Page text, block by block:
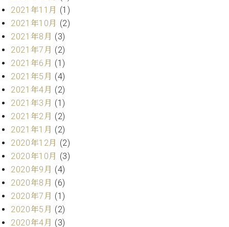
ア
ー
テ
ィ
ス
ト
ス
タ
マ
ー
サ
ー
ビ
ス
(
調
律
)
2021年11月 (1)
2021年10月 (2)
2021年8月 (3)
2021年7月 (2)
2021年6月 (1)
2021年5月 (4)
2021年4月 (2)
2021年3月 (1)
2021年2月 (2)
2021年1月 (2)
2020年12月 (2)
2020年10月 (3)
2020年9月 (4)
2020年8月 (6)
2020年7月 (1)
2020年5月 (2)
2020年4月 (3)